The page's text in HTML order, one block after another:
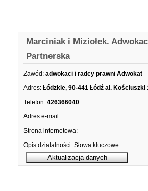
Marciniak i Miziołek.
Partnerska
Zawód: adwokaci i radcy prawni Adwokat
Adres: Łódzkie, 90-441 Łódź al. Kościuszki
Telefon: 426366040
Adres e-mail:
Strona internetowa:
Opis działalności: Słowa kluczowe: